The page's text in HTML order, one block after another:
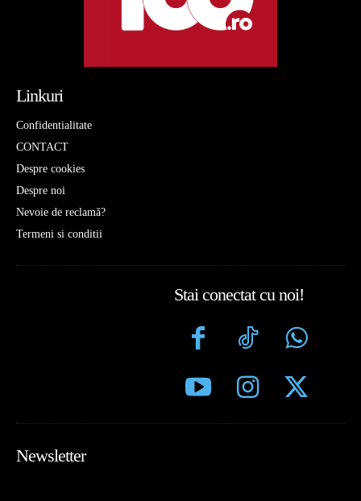
Linkuri
Confidentialitate
CONTACT
Despre cookies
Despre noi
Nevoie de reclamă?
Termeni si conditii
Stai conectat cu noi!
Newsletter